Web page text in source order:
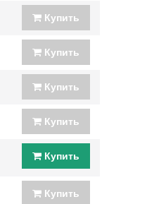
Купить
Купить
Купить
Купить
Купить
Купить